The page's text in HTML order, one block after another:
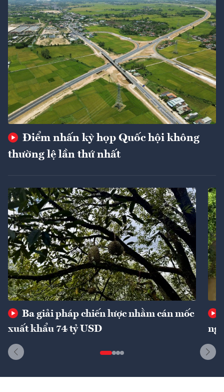
Điểm nhấn kỳ họp Quốc hội không
thường lệ lần thứ nhất
Ba giải pháp chiến lược nhằm cán mốc
xuất khẩu 74 tỷ USD